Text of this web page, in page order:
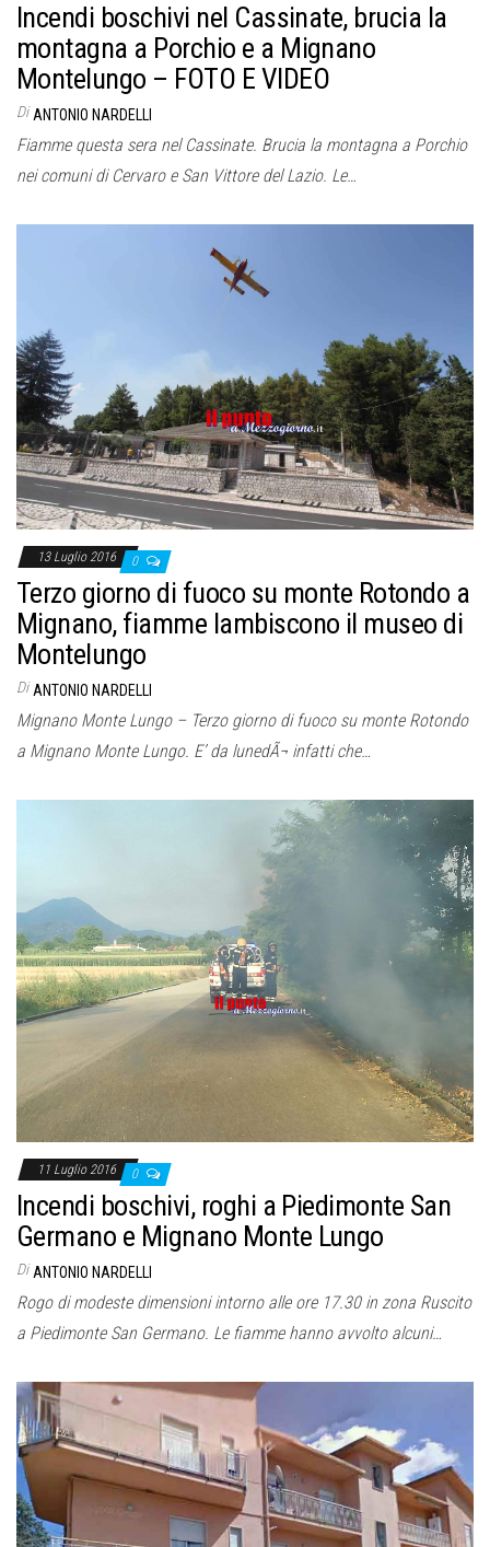
Incendi boschivi nel Cassinate, brucia la
montagna a Porchio e a Mignano
Montelungo – FOTO E VIDEO
Di ANTONIO NARDELLI
Fiamme questa sera nel Cassinate. Brucia la montagna a Porchio
nei comuni di Cervaro e San Vittore del Lazio. Le…
13 Luglio 2016 0
Terzo giorno di fuoco su monte Rotondo a
Mignano, fiamme lambiscono il museo di
Montelungo
Di ANTONIO NARDELLI
Mignano Monte Lungo – Terzo giorno di fuoco su monte Rotondo
a Mignano Monte Lungo. E’ da lunedÃ¬ infatti che…
11 Luglio 2016 0
Incendi boschivi, roghi a Piedimonte San
Germano e Mignano Monte Lungo
Di ANTONIO NARDELLI
Rogo di modeste dimensioni intorno alle ore 17.30 in zona Ruscito
a Piedimonte San Germano. Le fiamme hanno avvolto alcuni…